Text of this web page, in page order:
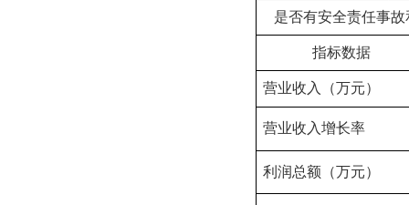
是否有安全责任事
指标数据
营业收入（万元）
营业收入增长率
利润总额（万元）